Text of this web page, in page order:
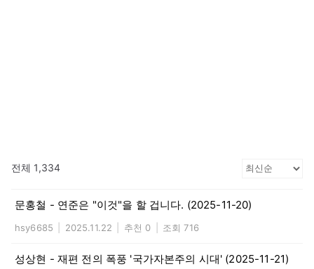
전체 1,334
문홍철 - 연준은 "이것"을 할 겁니다. (2025-11-20)
hsy6685 2025.11.22 추천 0 조회 716
성상현 - 재편 전의 폭풍 '국가자본주의 시대' (2025-11-21)